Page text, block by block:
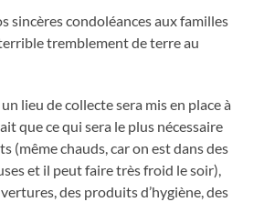
sincères condoléances aux familles
tremblement de terre au
un lieu de collecte sera mis en place à
que ce qui sera le plus nécessaire
(même chauds, car on est dans des
et il peut faire très froid le soir),
des produits d’hygiène, des